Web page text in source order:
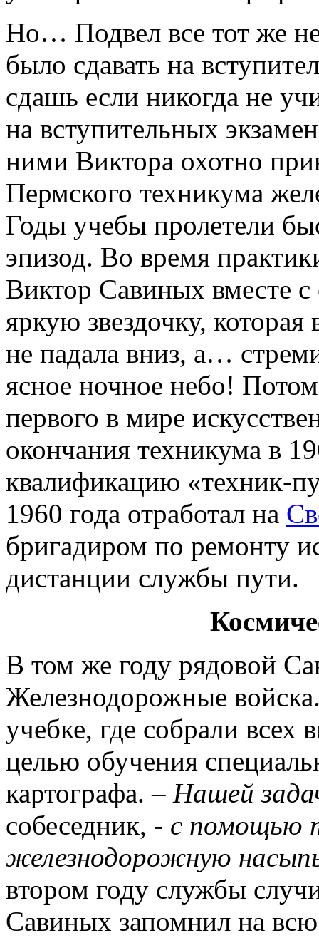
Но… Подвел все тот же
было сдавать на
сдашь если никогда не
на вступительных
ними Виктора охотно
Пермского техникума
Годы учебы пролетели
эпизод. Во время
Виктор Савиных вместе
яркую звездочку,
не падала вниз, а…
ясное ночное небо!
первого в мире
окончания техникума в
квалификацию «техник-
1960 года отработал на
бригадиром по ремонту
дистанции службы пути.
В том же году рядовой
Железнодорожные
учебке, где собрали всех
целью обучения
картографа. – Нашей
собеседник, - с помощью
железнодорожную
втором году службы
Савиных запомнил на